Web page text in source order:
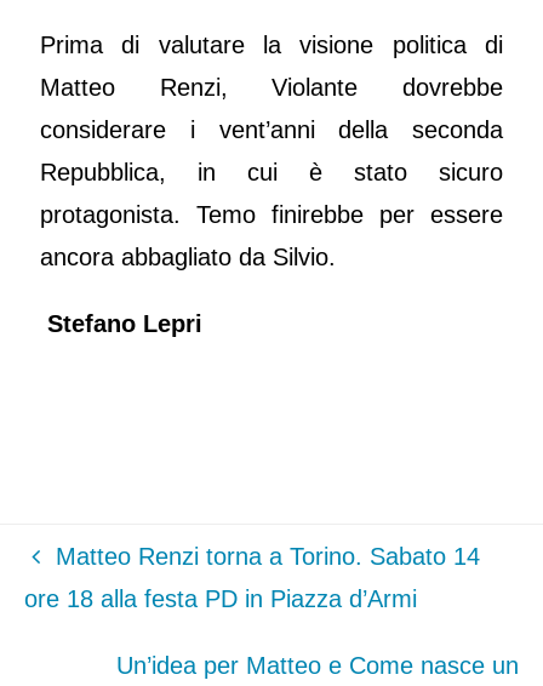
Prima di valutare la visione politica di
Matteo Renzi, Violante dovrebbe
considerare i vent’anni della seconda
Repubblica, in cui è stato sicuro
protagonista. Temo finirebbe per essere
ancora abbagliato da Silvio.
Stefano Lepri
Matteo Renzi torna a Torino. Sabato 14
ore 18 alla festa PD in Piazza d’Armi
Un’idea per Matteo e Come nasce un